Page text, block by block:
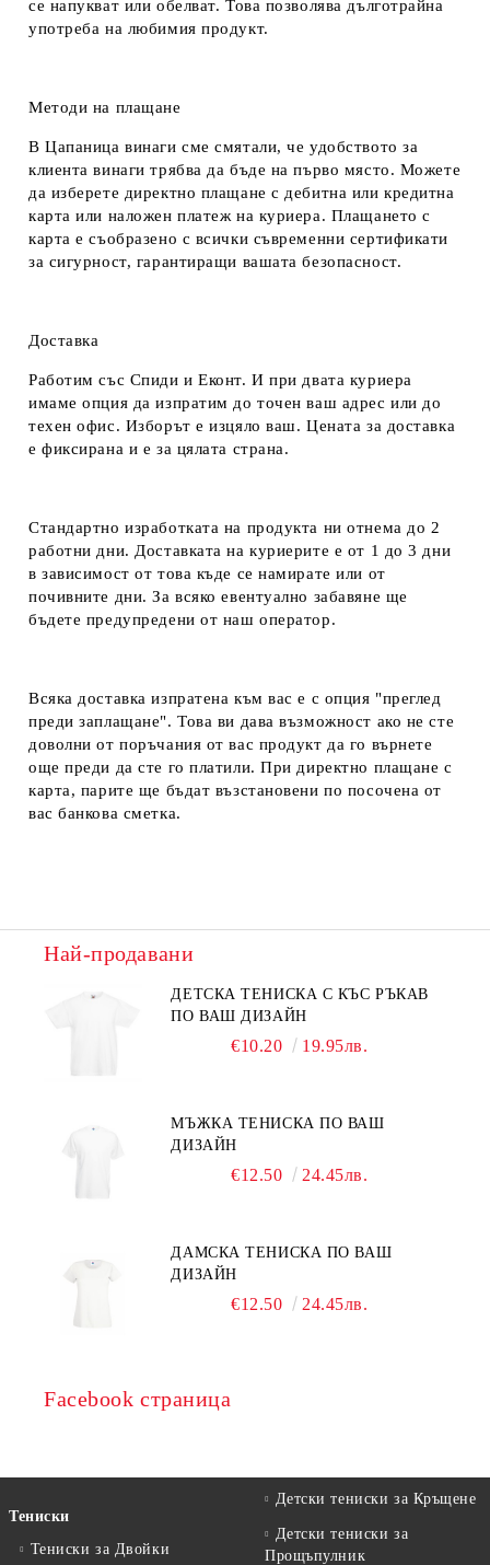
се напукват или обелват. Това позволява дълготрайна
употреба на любимия продукт.
Методи на плащане
В Цапаница винаги сме смятали, че удобството за
клиента винаги трябва да бъде на първо място. Можете
да изберете директно плащане с дебитна или кредитна
карта или наложен платеж на куриера. Плащането с
карта е съобразено с всички съвременни сертификати
за сигурност, гарантиращи вашата безопасност.
Доставка
Работим със Спиди и Еконт. И при двата куриера
имаме опция да изпратим до точен ваш адрес или до
техен офис. Изборът е изцяло ваш. Цената за доставка
е фиксирана и е за цялата страна.
Стандартно изработката на продукта ни отнема до 2
работни дни. Доставката на куриерите е от 1 до 3 дни
в зависимост от това къде се намирате или от
почивните дни. За всяко евентуално забавяне ще
бъдете предупредени от наш оператор.
Всяка доставка изпратена към вас е с опция "преглед
преди заплащане". Това ви дава възможност ако не сте
доволни от поръчания от вас продукт да го върнете
още преди да сте го платили. При директно плащане с
карта, парите ще бъдат възстановени по посочена от
вас банкова сметка.
Най-продавани
ДЕТСКА ТЕНИСКА С КЪС РЪКАВ
ПО ВАШ ДИЗАЙН
€10.20 19.95лв.
МЪЖКА ТЕНИСКА ПО ВАШ
ДИЗАЙН
€12.50 24.45лв.
ДАМСКА ТЕНИСКА ПО ВАШ
ДИЗАЙН
€12.50 24.45лв.
Facebook страница
Тениски
Тениски за Двойки
Детски тениски за Кръщене
Детски тениски за
Прощъпулник